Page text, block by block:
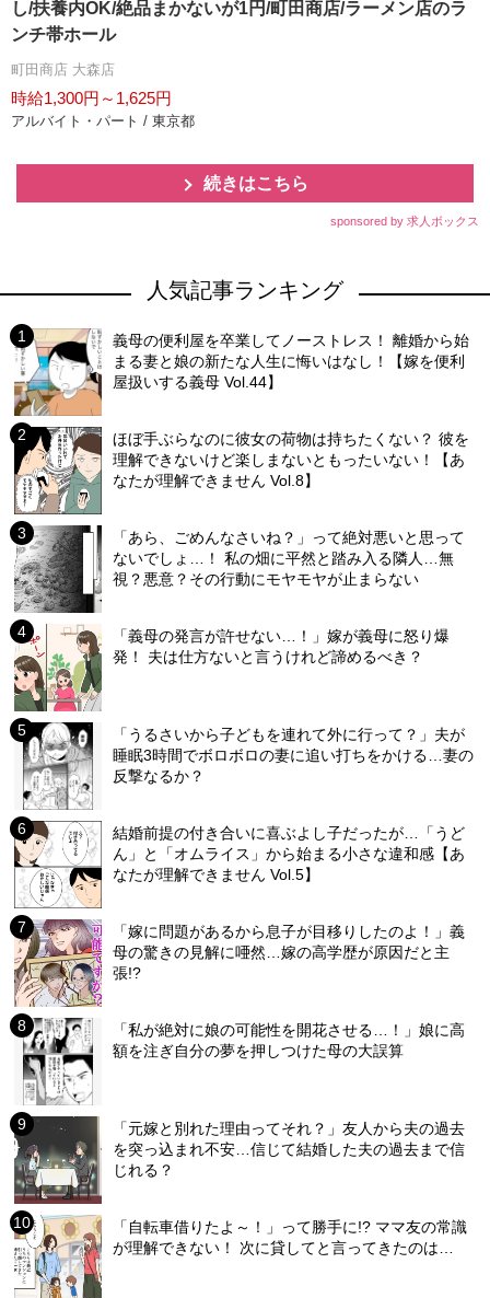
し/扶養内OK/絶品まかないが1円/町田商店/ラーメン店のラ
ンチ帯ホール
町田商店 大森店
時給1,300円～1,625円
アルバイト・パート / 東京都
続きはこちら
sponsored by 求人ボックス
人気記事ランキング
義母の便利屋を卒業してノーストレス！ 離婚から始
まる妻と娘の新たな人生に悔いはなし！【嫁を便利
屋扱いする義母 Vol.44】
ほぼ手ぶらなのに彼女の荷物は持ちたくない？ 彼を
理解できないけど楽しまないともったいない！【あ
なたが理解できません Vol.8】
「あら、ごめんなさいね？」って絶対悪いと思って
ないでしょ…！ 私の畑に平然と踏み入る隣人…無
視？悪意？その行動にモヤモヤが止まらない
「義母の発言が許せない…！」嫁が義母に怒り爆
発！ 夫は仕方ないと言うけれど諦めるべき？
「うるさいから子どもを連れて外に行って？」夫が
睡眠3時間でボロボロの妻に追い打ちをかける…妻の
反撃なるか？
結婚前提の付き合いに喜ぶよし子だったが…「うど
ん」と「オムライス」から始まる小さな違和感【あ
なたが理解できません Vol.5】
「嫁に問題があるから息子が目移りしたのよ！」義
母の驚きの見解に唖然…嫁の高学歴が原因だと主
張!?
「私が絶対に娘の可能性を開花させる…！」娘に高
額を注ぎ自分の夢を押しつけた母の大誤算
「元嫁と別れた理由ってそれ？」友人から夫の過去
を突っ込まれ不安…信じて結婚した夫の過去まで信
じれる？
「自転車借りたよ～！」って勝手に!? ママ友の常識
が理解できない！ 次に貸してと言ってきたのは…